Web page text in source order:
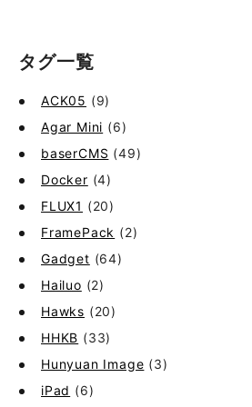
タグ一覧
ACK05 (9)
Agar Mini (6)
baserCMS (49)
Docker (4)
FLUX1 (20)
FramePack (2)
Gadget (64)
Hailuo (2)
Hawks (20)
HHKB (33)
Hunyuan Image (3)
iPad (6)